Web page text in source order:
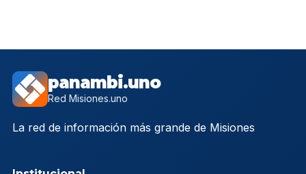
panambi.uno
Red Misiones.uno
La red de información más grande de Misiones